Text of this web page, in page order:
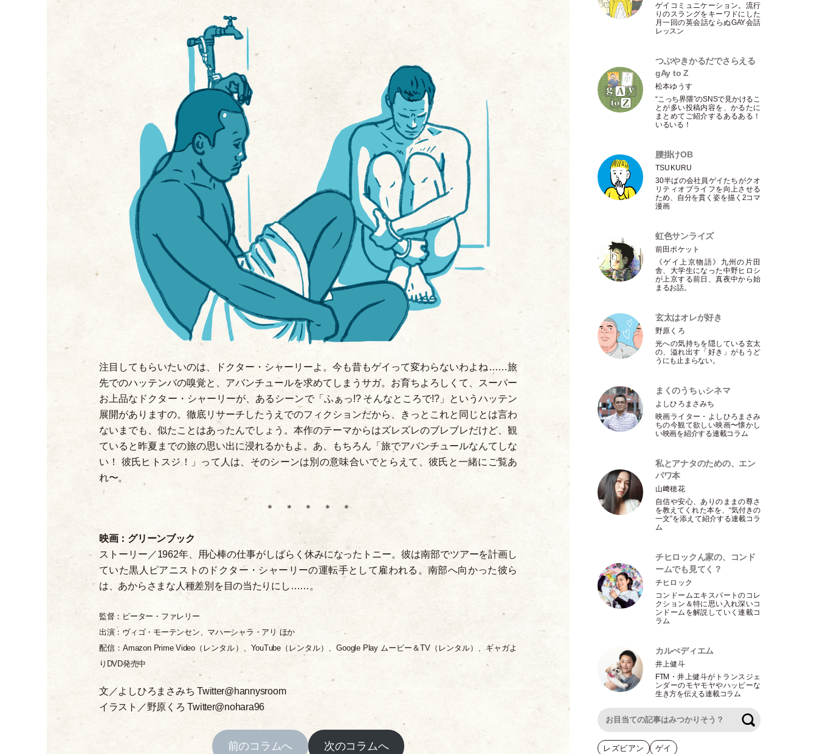
注目してもらいたいのは、ドクター ・シャーリーよ。今も昔もゲイって変わらないわよね……旅
先でのハッテンバの嗅覚と、アバンチュールを求めてしまうサガ。お育ちよろしくて、スーパー
お上品なドクター ・ シャーリーが、あるシーンで「 ふぁっ!? そんなところで!?」
というハッテン
展開がありますの。徹底リサーチしたうえでのフィクションだから、きっとこれと同じとは言わ
ないまでも、似たことはあったんでしょう。本作のテーマからはズレズレのブレブレだけど、観
ていると昨夏までの旅の思い出に浸れるかもよ。あ、もちろん 「旅でアバンチュールなんてしな
い！ 彼氏ヒトスジ！
」って人は、そのシーンは別の意味合いでとらえて、彼氏と一緒にご覧あ
れ〜。
＊ ＊ ＊ ＊ ＊
映画：グリーンブック
ストーリー／1962年、用心棒の仕事がしばらく休みになったトニー。彼は南部でツアーを計画し
ていた黒人ピアニストのドクター ・ シャーリーの運転手として雇われる。南部へ向かった彼ら
は、あからさまな人種差別を目の当たりにし……。
監督：ピーター ・ ファレリー
出演：ヴィゴ・ モーテンセン、マハーシャラ ・ アリ ほか
配信：Amazon Prime Video（ レンタル） 、YouTube（ レンタル） 、Google Play ムービー＆TV（ レンタル）
、ギャガよ
りDVD発売中
文／よしひろまさみちTwitter@hannysroom
イラスト／野原くろTwitter@nohara96
前のコラムへ 次のコラムへ
ゲイコミュニケーション。流行
りのスラングをキーワドにした
月一回の英会話ならぬGAY会話
レッスン
つぶやきかるだでさらえる
gAy to Z
松本ゆうす
“こっち界隈”のSNSで見かけるこ
とが多い投稿内容を、かるたに
まとめてご紹介するあるある！
いるいる！
腰掛けOB
TSUKURU
30半ばの会社員ゲイたちがクオ
リティオブライフを向上させる
ため、自分を貫く姿を描く2コマ
漫画
虹色サンライズ
前田ポケット
《ゲイ上京物語》九州の片田
舎、大学生になった中野ヒロシ
が上京する前日、真夜中から始
まるお話。
玄太はオレが好き
野原くろ
光への気持ちを隠している玄太
の、溢れ出す 「好き 」がもうど
うにも止まらない。
まくのうちぃシネマ
よしひろまさみち
映画ライター ・ よしひろまさみ
ちの今観て欲しい映画〜懐かし
い映画を紹介する連載コラム
私とアナタのための、エン
パワ本
山﨑穂花
自信や安心、ありのままの尊さ
を教えてくれた本を、“気付きの
一文”を添えて紹介する連載コラ
ム
チヒロックん家の、コンド
ームでも見てく？
チヒロック
コンドームエキスパートのコレ
クション＆特に思い入れ深いコ
ンドームを解説していく連載コ
ラム
カルぺディエム
井上健斗
FTM ・井上健斗がトランスジェ
ンダーのモヤモヤやハッピーな
生き方を伝える連載コラム
レズビアン
ゲイ